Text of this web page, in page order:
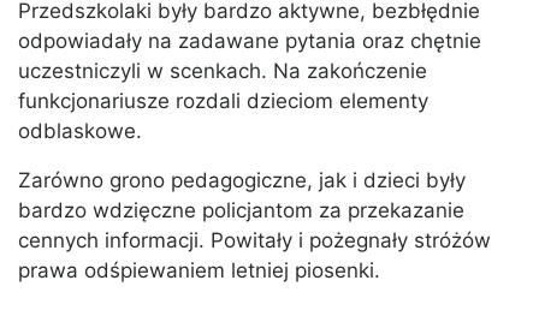
Przedszkolaki były bardzo aktywne, bezbłędnie
odpowiadały na zadawane pytania oraz chętnie
uczestniczyli w scenkach. Na zakończenie
funkcjonariusze rozdali dzieciom elementy
odblaskowe.
Zarówno grono pedagogiczne, jak i dzieci były
bardzo wdzięczne policjantom za przekazanie
cennych informacji. Powitały i pożegnały stróżów
prawa odśpiewaniem letniej piosenki.